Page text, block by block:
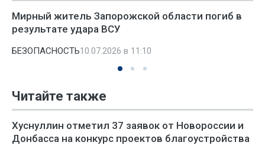
Мирный житель Запорожской области погиб в
результате удара ВСУ
БЕЗОПАСНОСТЬ10.07.2026 в 11:10
Читайте также
Хуснуллин отметил 37 заявок от Новороссии и
Донбасса на конкурс проектов благоустройства